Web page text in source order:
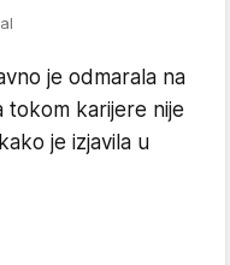
je odmarala na
tokom karijere nije
je izjavila u